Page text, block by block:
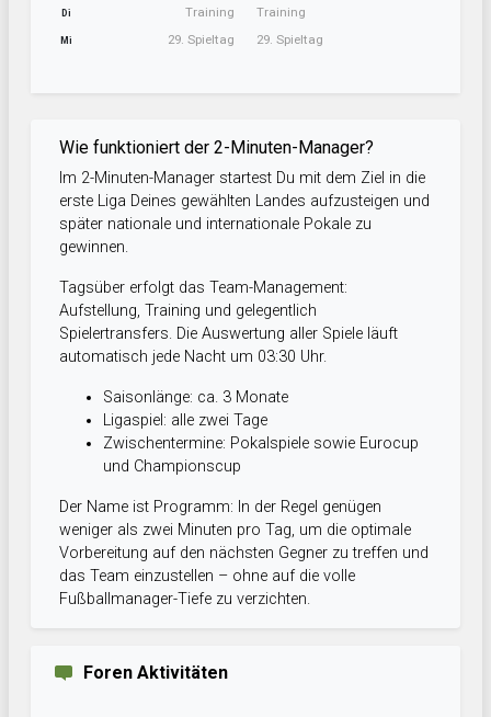
Di Training
Mi 29. Spieltag
Training
29. Spieltag
Wie funktioniert der 2-Minuten-Manager?
Im 2-Minuten-Manager startest Du mit dem Ziel in die
erste Liga Deines gewählten Landes aufzusteigen und
später nationale und internationale Pokale zu
gewinnen.
Tagsüber erfolgt das Team-Management:
Aufstellung, Training und gelegentlich
Spielertransfers. Die Auswertung aller Spiele läuft
automatisch jede Nacht um 03:30 Uhr.
Saisonlänge: ca. 3 Monate
Ligaspiel: alle zwei Tage
Zwischentermine: Pokalspiele sowie Eurocup
und Championscup
Der Name ist Programm: In der Regel genügen
weniger als zwei Minuten pro Tag, um die optimale
Vorbereitung auf den nächsten Gegner zu treffen und
das Team einzustellen – ohne auf die volle
Fußballmanager-Tiefe zu verzichten.
Foren Aktivitäten